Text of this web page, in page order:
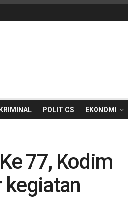
POLITICS EKONOMI
77, Kodim
kegiatan